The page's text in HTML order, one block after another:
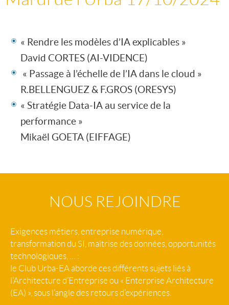
« Rendre les modèles d’IA explicables »
David CORTES (AI-VIDENCE)
« Passage à l’échelle de l’IA dans le cloud »
R.BELLENGUEZ & F.GROS (ORESYS)
« Stratégie Data-IA au service de la
performance »
Mikaël GOETA (EIFFAGE)
NOUS REJOINDRE
Exigences métiers, entreprise numérique,
transformation du SI, maîtrise des données, opportunités
technologiques, … :
le Club Urba-EA aborde ces différents sujets liés à
l’Architecture d’Entreprise ou « Enterprise Architecture
(EA) », sous l’angle des retours d’expériences.